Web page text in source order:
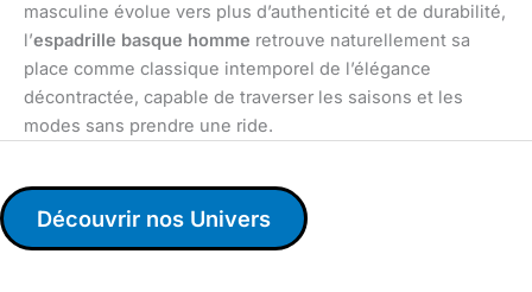
masculine évolue vers plus d’authenticité et de durabilité,
l’espadrille basque homme retrouve naturellement sa
place comme classique intemporel de l’élégance
décontractée, capable de traverser les saisons et les
modes sans prendre une ride.
Découvrir nos Univers